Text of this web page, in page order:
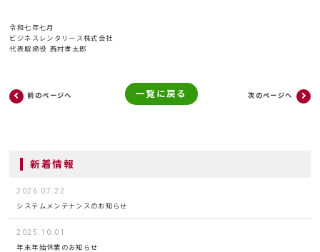
令和七年七月
ビジネスレンタリース株式会社
代表取締役 西村孝太郎
前のページへ 一覧に戻る 次のページへ
新着情報
2026.07.22
システムメンテナンスのお知らせ
2025.10.01
年末年始休業のお知らせ